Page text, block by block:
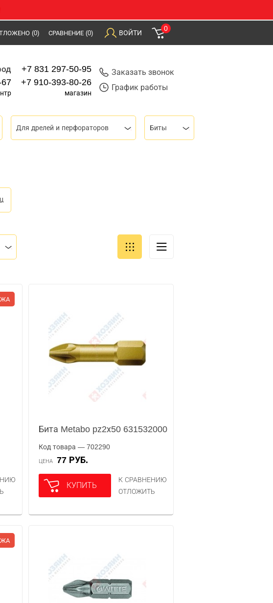
(0) СРАВНЕНИЕ (0) ВОЙТИ
0
+7 831 297-50-95
+7 910-393-80-26
магазин
Заказать звонок
График работы
Для дрелей и перфораторов Биты
Бита Metabo pz2х50 631532000
Код товара — 702290
ЦЕНА 77 РУБ.
КУПИТЬ
К СРАВНЕНИЮ
ОТЛОЖИТЬ